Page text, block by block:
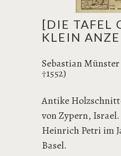
[DIE TAFEL
KLEIN
Sebastian Münster
†1552)
Antike
von Zypern,
Heinrich Petri im
Basel.